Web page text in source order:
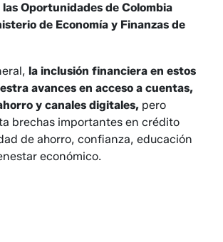
las Oportunidades de Colombia
de Economía y Finanzas de
la inclusión financiera en estos
avances en acceso a cuentas,
y canales digitales, pero
brechas importantes en crédito
de ahorro, confianza, educación
económico.